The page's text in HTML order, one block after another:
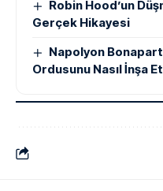
Robin Hood’un
Gerçek Hikayesi
Napolyon
Ordusunu Nasıl İnşa